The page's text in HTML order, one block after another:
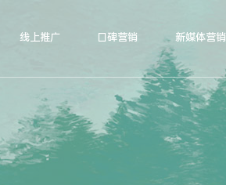
线上推广 口碑营销 新媒体营销